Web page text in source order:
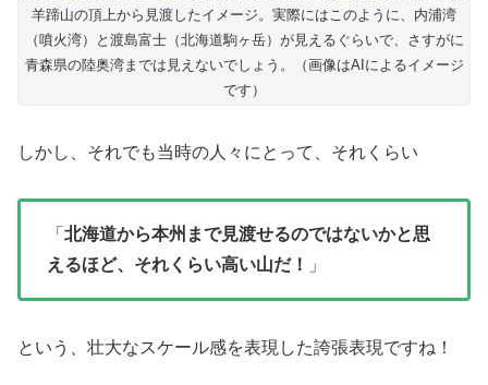
羊蹄山の頂上から見渡したイメージ。実際にはこのように、内浦湾
（噴火湾）と渡島富士（北海道駒ヶ岳）が見えるぐらいで、さすがに
青森県の陸奥湾までは見えないでしょう。（画像はAIによるイメージ
です）
しかし、それでも当時の人々にとって、それくらい
「 北海道から本州まで見渡せるのではないかと思
えるほど、それくらい高い山だ！
」
という、壮大なスケール感を表現した誇張表現ですね！